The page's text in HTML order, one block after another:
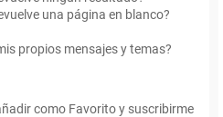
una página en blanco?
propios mensajes y temas?
como Favorito y suscribirme